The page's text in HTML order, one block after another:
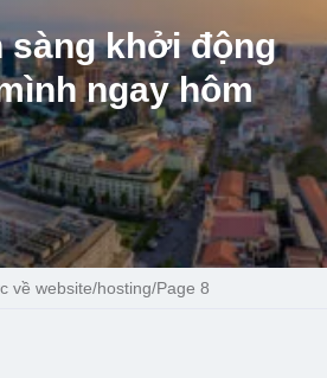
sàng khởi động
ngay hôm
về website/hosting/Page 8